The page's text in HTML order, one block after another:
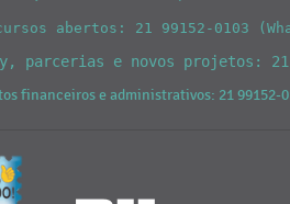
abertos: 21 99152-0103
parcerias e novos projetos: 21
financeiros e administrativos: 21